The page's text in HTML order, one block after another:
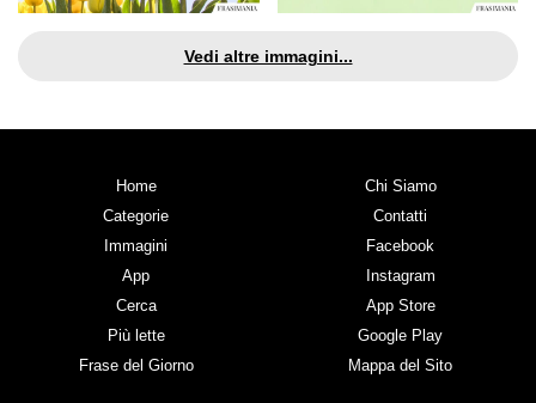
Vedi altre immagini...
Home
Categorie
Immagini
App
Cerca
Più lette
Frase del Giorno
Chi Siamo
Contatti
Facebook
Instagram
App Store
Google Play
Mappa del Sito